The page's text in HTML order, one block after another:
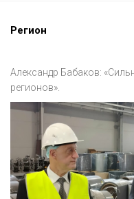
Регион
Александр Бабаков:
регионов».